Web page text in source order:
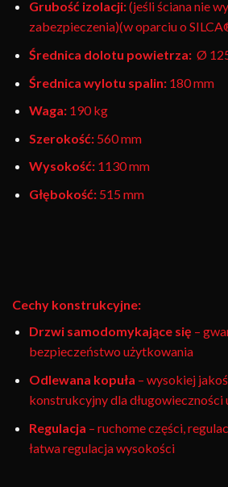
Grubość izolacji:(jeśli ściana nie
zabezpieczenia)(w oparciu o
Średnica dolotu powietrza:Ø
Średnica wylotu spalin:180 mm
Waga:190 kg
Szerokość: 560 mm
Wysokość: 1130 mm
Głębokość: 515 mm
Cechy konstrukcyjne:
Drzwi samodomykające się –
bezpieczeństwo użytkowania
Odlewana kopuła – wysokiej
konstrukcyjny dla długowieczności
Regulacja – ruchome części,
łatwa regulacja wysokości